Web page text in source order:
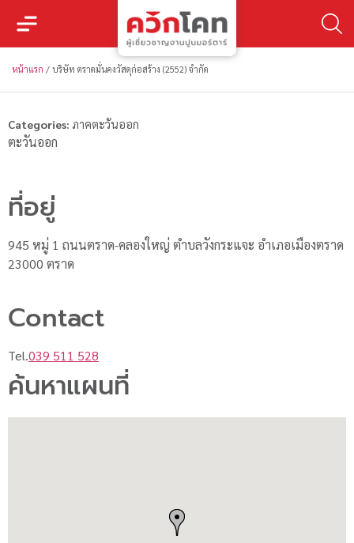
หน้าแรก / บริษัท ตราดมั่นคงวัสดุก่อสร้าง (2552) จำกัด
Categories: ภาคตะวันออก
ตะวันออก
ที่อยู่
945 หมู่ 1 ถนนตราด-คลองใหญ่ ตำบลวังกระแจะ อำเภอเมืองตราด
23000 ตราด
Contact
Tel.039 511 528
ค้นหาแผนที่